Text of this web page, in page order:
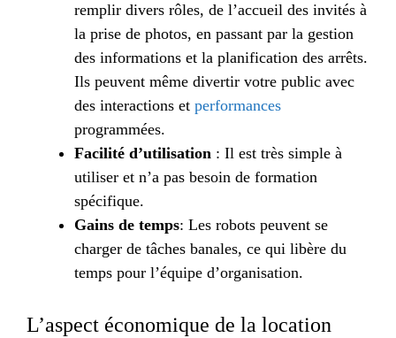
remplir divers rôles, de l’accueil des invités à
la prise de photos, en passant par la gestion
des informations et la planification des arrêts.
Ils peuvent même divertir votre public avec
des interactions et performances
programmées.
Facilité d’utilisation : Il est très simple à
utiliser et n’a pas besoin de formation
spécifique.
Gains de temps: Les robots peuvent se
charger de tâches banales, ce qui libère du
temps pour l’équipe d’organisation.
L’aspect économique de la location